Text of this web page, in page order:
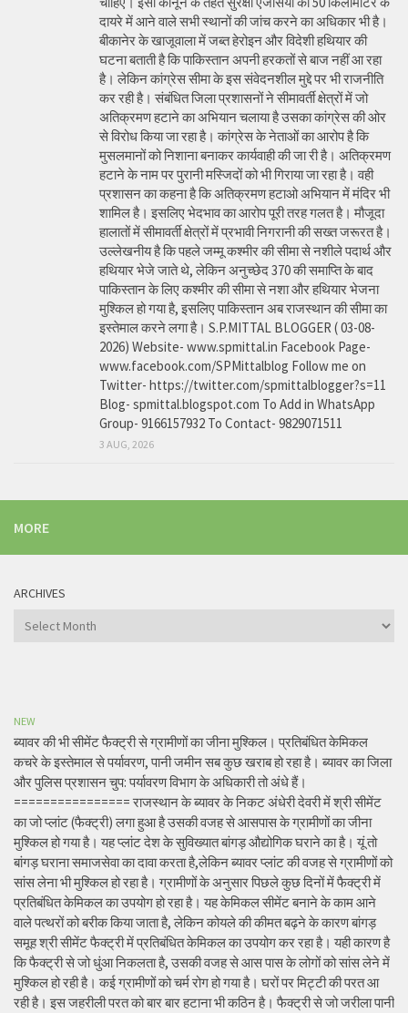
दायरे में आने वाले सभी स्थानों की जांच करने का अधिकार भी है।
बीकानेर के खाजूवाला में जब्त हेरोइन और विदेशी हथियार की
घटना बताती है कि पाकिस्तान अपनी हरकतों से बाज नहीं आ रहा
है। लेकिन कांग्रेस सीमा के इस संवेदनशील मुद्दे पर भी राजनीति
कर रही है। संबंधित जिला प्रशासनों ने सीमावर्ती क्षेत्रों में जो
अतिक्रमण हटाने का अभियान चलाया है उसका कांग्रेस की ओर
से विरोध किया जा रहा है। कांग्रेस के नेताओं का आरोप है कि
मुसलमानों को निशाना बनाकर कार्यवाही की जा री है। अतिक्रमण
हटाने के नाम पर पुरानी मस्जिदों को भी गिराया जा रहा है। वही
प्रशासन का कहना है कि अतिक्रमण हटाओ अभियान में मंदिर भी
शामिल है। इसलिए भेदभाव का आरोप पूरी तरह गलत है। मौजूदा
हालातों में सीमावर्ती क्षेत्रों में प्रभावी निगरानी की सख्त जरूरत है।
उल्लेखनीय है कि पहले जम्मू कश्मीर की सीमा से नशीले पदार्थ और
हथियार भेजे जाते थे, लेकिन अनुच्छेद 370 की समाप्ति के बाद
पाकिस्तान के लिए कश्मीर की सीमा से नशा और हथियार भेजना
मुश्किल हो गया है, इसलिए पाकिस्तान अब राजस्थान की सीमा का
इस्तेमाल करने लगा है। S.P.MITTAL BLOGGER ( 03-08-
2026) Website- www.spmittal.in Facebook Page-
www.facebook.com/SPMittalblog Follow me on
Twitter- https://twitter.com/spmittalblogger?s=11
Blog- spmittal.blogspot.com To Add in WhatsApp
Group- 9166157932 To Contact- 9829071511
3 AUG, 2026
MORE
ARCHIVES
Archives
NEW
ब्यावर की भी सीमेंट फैक्ट्री से ग्रामीणों का जीना मुश्किल। प्रतिबंधित केमिकल
कचरे के इस्तेमाल से पर्यावरण, पानी जमीन सब कुछ खराब हो रहा है। ब्यावर का जिला
और पुलिस प्रशासन चुप: पर्यावरण विभाग के अधिकारी तो अंधे हैं।
================ राजस्थान के ब्यावर के निकट अंधेरी देवरी में श्री सीमेंट
का जो प्लांट (फैक्ट्री) लगा हुआ है उसकी वजह से आसपास के ग्रामीणों का जीना
मुश्किल हो गया है। यह प्लांट देश के सुविख्यात बांगड़ औद्योगिक घराने का है। यूं तो
बांगड़ घराना समाजसेवा का दावा करता है,लेकिन ब्यावर प्लांट की वजह से ग्रामीणों को
सांस लेना भी मुश्किल हो रहा है। ग्रामीणों के अनुसार पिछले कुछ दिनों में फैक्ट्री में
प्रतिबंधित केमिकल का उपयोग हो रहा है। यह केमिकल सीमेंट बनाने के काम आने
वाले पत्थरों को बरीक किया जाता है, लेकिन कोयले की कीमत बढ़ने के कारण बांगड़
समूह श्री सीमेंट फैक्ट्री में प्रतिबंधित केमिकल का उपयोग कर रहा है। यही कारण है
कि फैक्ट्री से जो धुंआ निकलता है, उसकी वजह से आस पास के लोगों को सांस लेने में
मुश्किल हो रही है। कई ग्रामीणों को चर्म रोग हो गया है। घरों पर मिट्टी की परत आ
रही है। इस जहरीली परत को बार बार हटाना भी कठिन है। फैक्ट्री से जो जरीला पानी